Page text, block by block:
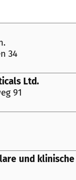
34
Ltd.
91
und klinische